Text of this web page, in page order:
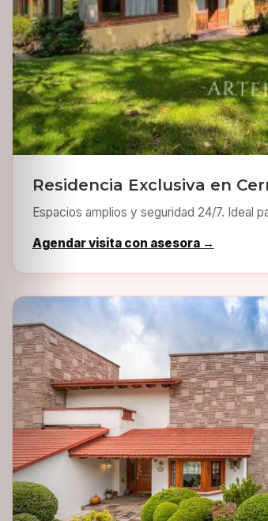
Residencia Exclusiva en
Espacios amplios y seguridad 24/7. Ideal
Agendar visita con asesora →